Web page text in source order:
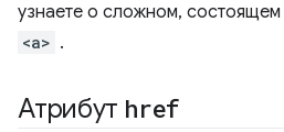
узнаете о сложном, состоящем
<a> .
Атрибут href